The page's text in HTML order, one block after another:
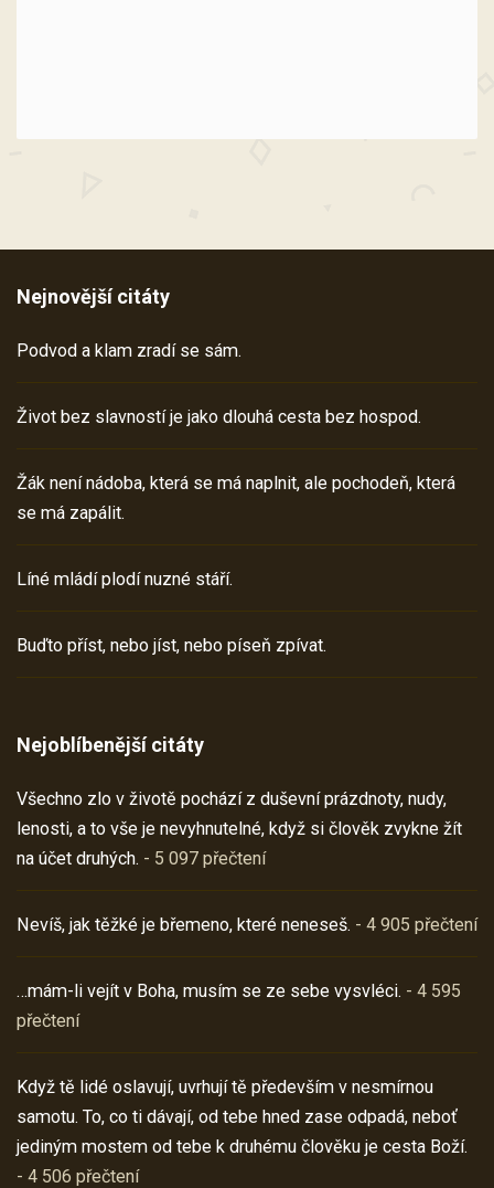
Nejnovější citáty
Podvod a klam zradí se sám.
Život bez slavností je jako dlouhá cesta bez hospod.
Žák není nádoba, která se má naplnit, ale pochodeň, která
se má zapálit.
Líné mládí plodí nuzné stáří.
Buďto příst, nebo jíst, nebo píseň zpívat.
Nejoblíbenější citáty
Všechno zlo v životě pochází z duševní prázdnoty, nudy,
lenosti, a to vše je nevyhnutelné, když si člověk zvykne žít
na účet druhých. - 5 097 přečtení
Nevíš, jak těžké je břemeno, které neneseš. - 4 905 přečtení
…mám-li vejít v Boha, musím se ze sebe vysvléci. - 4 595
přečtení
Když tě lidé oslavují, uvrhují tě především v nesmírnou
samotu. To, co ti dávají, od tebe hned zase odpadá, neboť
jediným mostem od tebe k druhému člověku je cesta Boží.
- 4 506 přečtení